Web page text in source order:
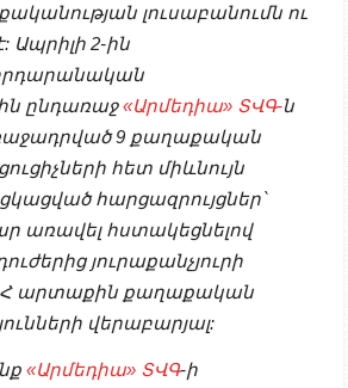
լուսաբանումն ու
Ապրիլի 2-ին
ընդառաջ«Արմեդիա» ՏՎԳ-ն
9 քաղաքական
հետ միևնույն
հարցազրույցներ՝
առավել հստակեցնելով
յուրաքանչյուրի
արտաքին քաղաքական
վերաբարյալ:
«Արմեդիա» ՏՎԳ-ի